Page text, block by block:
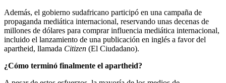
Además, el gobierno sudafricano participó en una campaña de
propaganda mediática internacional, reservando unas decenas de
millones de dólares para comprar influencia mediática internacional,
incluido el lanzamiento de una publicación en inglés a favor del
apartheid, llamada Citizen (El Ciudadano).
¿Cómo terminó finalmente el apartheid?